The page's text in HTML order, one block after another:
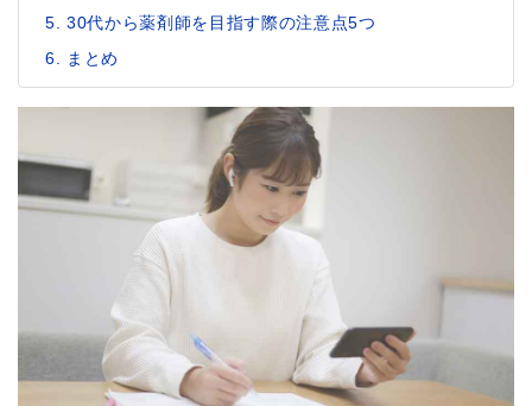
30代から薬剤師を目指す際の注意点5つ
まとめ